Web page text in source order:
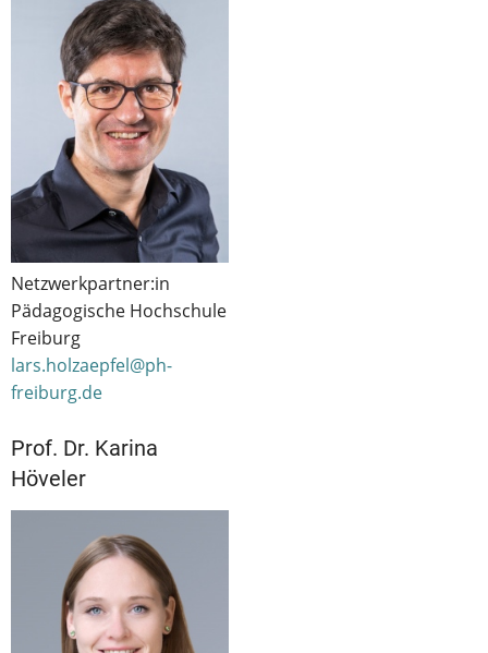
Netzwerkpartner:in
Pädagogische Hochschule
Freiburg
lars.holzaepfel@ph-
freiburg.de
Prof. Dr. Karina
Höveler